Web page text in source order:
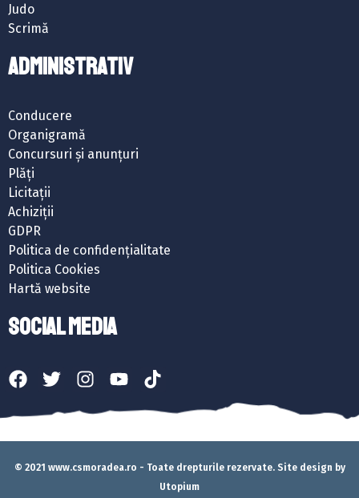
Judo
Scrimă
ADMINISTRATIV
Conducere
Organigramă
Concursuri și anunțuri
Plăți
Licitații
Achiziții
GDPR
Politica de confidențialitate
Politica Cookies
Hartă website
SOCIAL MEDIA
© 2021 www.csmoradea.ro - Toate drepturile rezervate. Site design by
Utopium